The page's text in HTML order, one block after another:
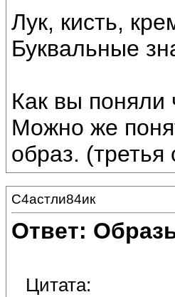
Лук, кисть,
Буквальные
Как вы поняли
Можно же
образ. (третья
С4астли84ик
Ответ:
Цитата: